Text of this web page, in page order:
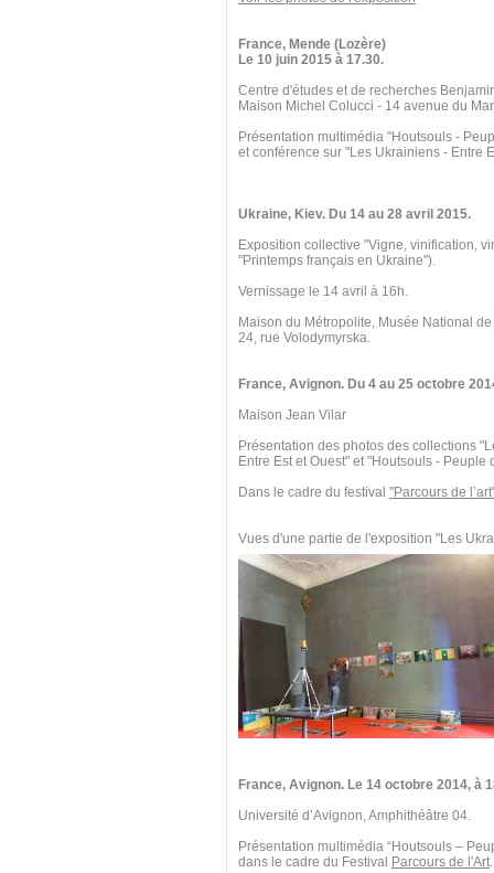
France, Mende (Lozère)
Le 10 juin 2015 à 17.30.
Centre d'études et de recherches
Maison Michel Colucci - 14 avenue du
Présentation multimédia "Houtsouls -
et conférence sur "Les Ukrainiens - Entre
Ukraine, Kiev. Du 14 au 28 avril 2015.
Exposition collective "Vigne, vinification,
"Printemps français en Ukraine").
Vernissage le 14 avril à 16h.
Maison du Métropolite, Musée National
24, rue Volodymyrska.
France, Avignon. Du 4 au 25 octobre
Maison Jean Vilar
Présentation des photos des collections
Entre Est et Ouest" et "Houtsouls - Peuple
Dans le cadre du festival "Parcours de
Vues d'une partie de l'exposition "Les
France, Avignon. Le 14 octobre 2014, à
Université d’Avignon, Amphithéâtre 04.
Présentation multimédia “Houtsouls –
dans le cadre du Festival Parcours de l'Art.